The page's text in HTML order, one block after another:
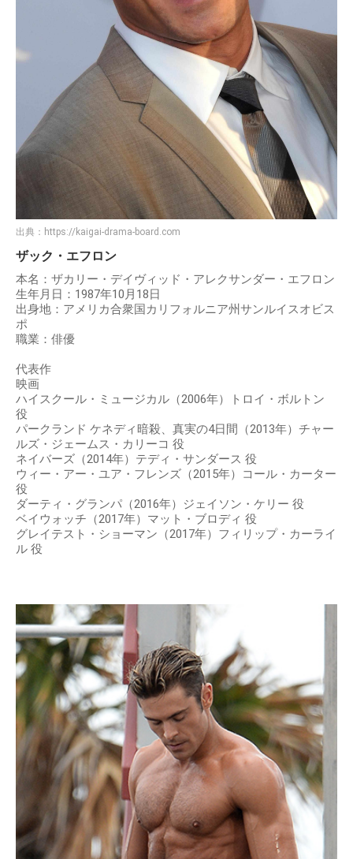
出典： https://kaigai-drama-board.com
ザック・エフロン
本名：ザカリー・デイヴィッド・アレクサンダー・エフロン
生年月日：1987年10月18日
出身地：アメリカ合衆国カリフォルニア州サンルイスオビス
ポ
職業：俳優
代表作
映画
ハイスクール・ミュージカル（2006年）トロイ・ボルトン
役
パークランド ケネディ暗殺、真実の4日間（2013年）チャー
ルズ・ジェームス・カリーコ 役
ネイバーズ（2014年）テディ・サンダース 役
ウィー・アー・ユア・フレンズ（2015年）コール・カーター
役
ダーティ・グランパ（2016年）ジェイソン・ケリー 役
ベイウォッチ（2017年）マット・ブロディ 役
グレイテスト・ショーマン（2017年）フィリップ・カーライ
ル 役